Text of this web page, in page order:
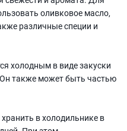
оливковое масло,
различные специи и
холодным в виде закуски
также может быть частью
в холодильнике в